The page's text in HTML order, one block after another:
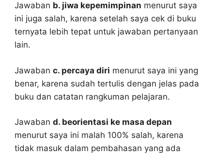
Jawaban b. jiwa kepemimpinan menurut saya
ini juga salah, karena setelah saya cek di buku
ternyata lebih tepat untuk jawaban pertanyaan
lain.
Jawaban c. percaya diri menurut saya ini yang
benar, karena sudah tertulis dengan jelas pada
buku dan catatan rangkuman pelajaran.
Jawaban d. beorientasi ke masa depan
menurut saya ini malah 100% salah, karena
tidak masuk dalam pembahasan yang ada